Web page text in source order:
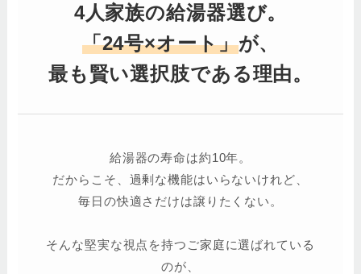
4人家族の給湯器選び。
「24号×オート」が、
最も賢い選択肢である理由。
給湯器の寿命は約10年。
だからこそ、過剰な機能はいらないけれど、
毎日の快適さだけは譲りたくない。
そんな堅実な視点を持つご家庭に選ばれている
のが、